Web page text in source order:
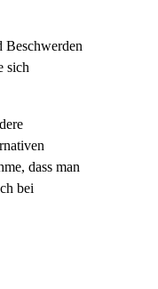
Beschwerden
sich
dass man
bei